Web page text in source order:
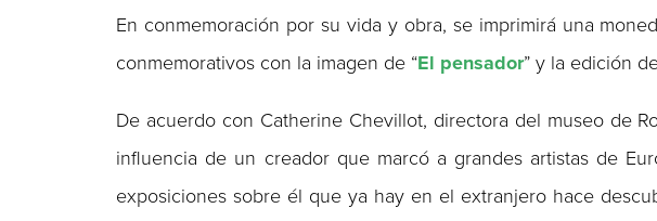
En conmemoración por su vida y obra, se imprimirá una
conmemorativos con la imagen de “El pensador” y la edición
De acuerdo con Catherine Chevillot, directora del museo de
influencia de un creador que marcó a grandes artistas de
exposiciones sobre él que ya hay en el extranjero hace